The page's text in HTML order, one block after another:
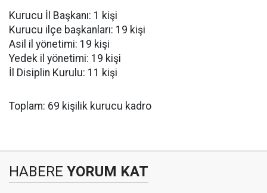
Kurucu İl Başkanı: 1 kişi
Kurucu ilçe başkanları: 19 kişi
Asil il yönetimi: 19 kişi
Yedek il yönetimi: 19 kişi
İl Disiplin Kurulu: 11 kişi
Toplam: 69 kişilik kurucu kadro
HABERE YORUM KAT